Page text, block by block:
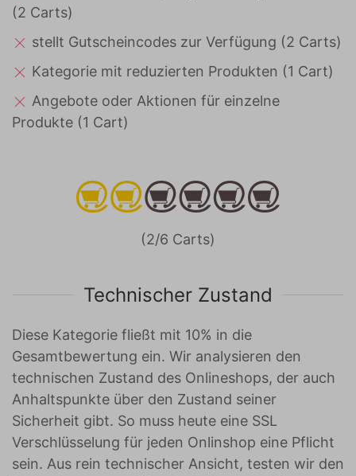
(2 Carts)
stellt Gutscheincodes zur Verfügung (2 Carts)
Kategorie mit reduzierten Produkten (1 Cart)
Angebote oder Aktionen für einzelne
Produkte (1 Cart)
(2/6 Carts)
Technischer Zustand
Diese Kategorie fließt mit 10% in die
Gesamtbewertung ein. Wir analysieren den
technischen Zustand des Onlineshops, der auch
Anhaltspunkte über den Zustand seiner
Sicherheit gibt. So muss heute eine SSL
Verschlüsselung für jeden Onlinshop eine Pflicht
sein. Aus rein technischer Ansicht, testen wir den